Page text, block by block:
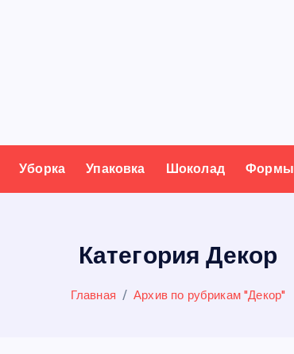
Уборка Упаковка Шоколад Формы
Категория Декор
Главная Архив по рубрикам "Декор"